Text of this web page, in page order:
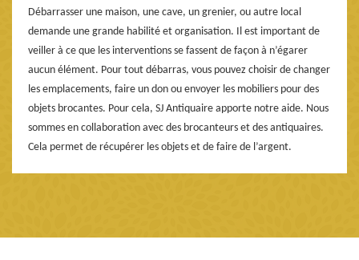
Débarrasser une maison, une cave, un grenier, ou autre local
demande une grande habilité et organisation. Il est important de
veiller à ce que les interventions se fassent de façon à n’égarer
aucun élément. Pour tout débarras, vous pouvez choisir de changer
les emplacements, faire un don ou envoyer les mobiliers pour des
objets brocantes. Pour cela, SJ Antiquaire apporte notre aide. Nous
sommes en collaboration avec des brocanteurs et des antiquaires.
Cela permet de récupérer les objets et de faire de l’argent.